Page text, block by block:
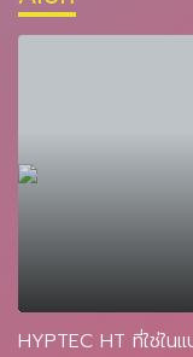
HYPTEC HT ที่ใช่ใ